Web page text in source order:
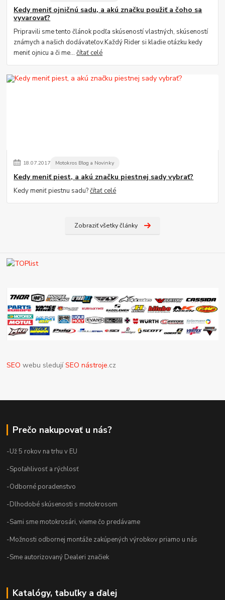
Kedy meniť ojničnú sadu, a akú značku použiť a čoho sa
vyvarovať?
Pripravili sme tento článok podľa skúseností vlastných, skúseností
známych a našich dodávateľov.Každý Rider si kladie otázku kedy
meniť ojnicu a či me...čítať celé
18.07.2017 Motokros Blog a Novinky
Kedy meniť piest, a akú značku piestnej sady vybrať?
Kedy meniť piestnu sadu?čítať celé
Zobraziť všetky články
SEO webu sledujíSEO nástroje.cz
Prečo nakupovať u nás?
-Už 5 rokov na trhu v EU
-Spoľahlivosť a rýchlosť
-Odborné poradenstvo
-Dlhodobé skúsenosti s motokrosom
-Sami sme motokrosári, vieme čo predávame
-Možnosti odbornej montáže zakúpených výrobkov priamo u nás
-Sme autorizovaný Dealeri značiek
Katalógy, tabuľky a ďalej